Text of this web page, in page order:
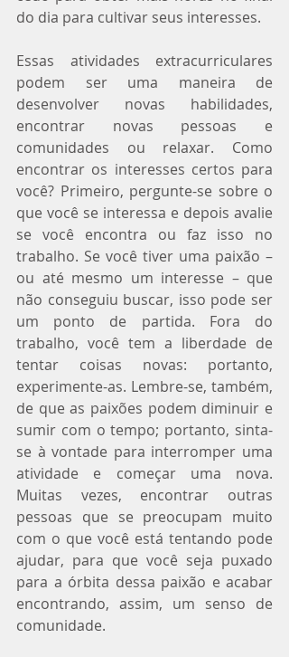
do dia para cultivar seus interesses.
Essas atividades extracurriculares
podem ser uma maneira de
desenvolver novas habilidades,
encontrar novas pessoas e
comunidades ou relaxar. Como
encontrar os interesses certos para
você? Primeiro, pergunte-se sobre o
que você se interessa e depois avalie
se você encontra ou faz isso no
trabalho. Se você tiver uma paixão –
ou até mesmo um interesse – que
não conseguiu buscar, isso pode ser
um ponto de partida. Fora do
trabalho, você tem a liberdade de
tentar coisas novas: portanto,
experimente-as. Lembre-se, também,
de que as paixões podem diminuir e
sumir com o tempo; portanto, sinta-
se à vontade para interromper uma
atividade e começar uma nova.
Muitas vezes, encontrar outras
pessoas que se preocupam muito
com o que você está tentando pode
ajudar, para que você seja puxado
para a órbita dessa paixão e acabar
encontrando, assim, um senso de
comunidade.